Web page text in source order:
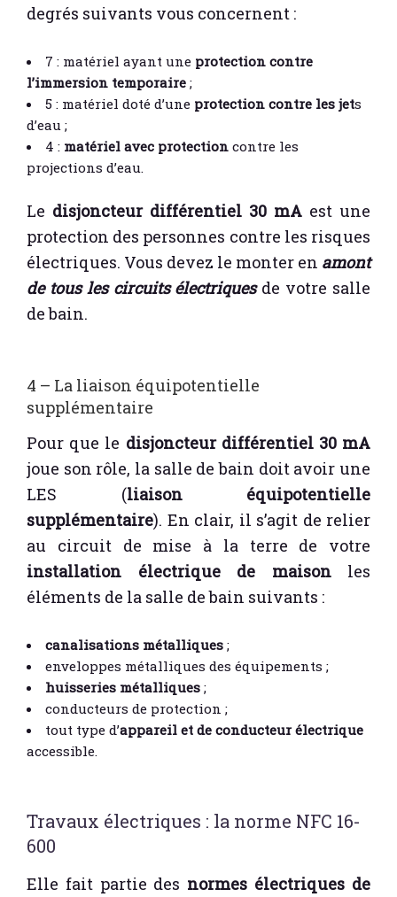
degrés suivants vous concernent :
7 : matériel ayant une protection contre
l’immersion temporaire ;
5 : matériel doté d’une protection contre les jets
d’eau ;
4 : matériel avec protection contre les
projections d’eau.
Le disjoncteur différentiel 30 mA est une
protection des personnes contre les risques
électriques. Vous devez le monter en amont
de tous les circuits électriquesde votre salle
de bain.
4 – La liaison équipotentielle
supplémentaire
Pour que le disjoncteur différentiel 30 mA
joue son rôle, la salle de bain doit avoir une
LES (liaison équipotentielle
supplémentaire). En clair, il s’agit de relier
au circuit de mise à la terre de votre
installation électrique de maisonles
éléments de la salle de bain suivants :
canalisations métalliques ;
enveloppes métalliques des équipements ;
huisseries métalliques ;
conducteurs de protection ;
tout type d’appareil et de conducteur électrique
accessible.
Travaux électriques : la norme NFC 16-
600
Elle fait partie des normes électriques de